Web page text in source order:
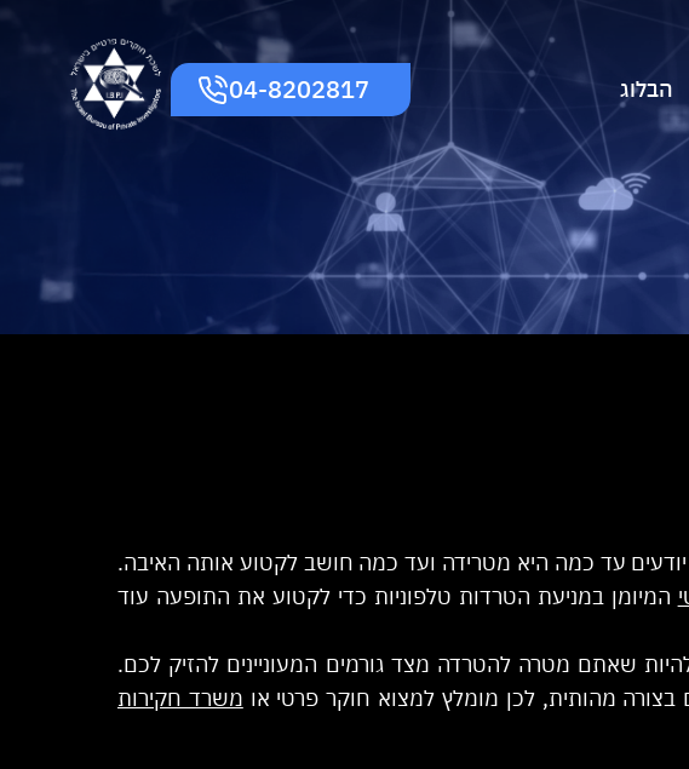
הבלוג 04-8202817
עד כמה היא מטרידה ועד כמה חושב לקטוע אותה האיבה.
המיומן במניעת הטרדות טלפוניות כדי לקטוע את התופעה עוד
שאתם מטרה להטרדה מצד גורמים המעוניינים להזיק לכם.
מהותית, לכן מומלץ למצוא חוקר פרטי או משרד חקירות